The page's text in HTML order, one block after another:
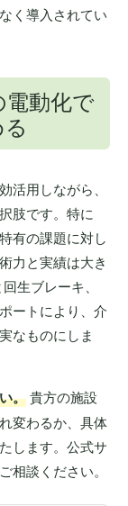
く導入されてい
動化で
活用しながら、
肢です。特に
有の課題に対し
力と実績は大き
生ブレーキ、
ートにより、介
なものにしま
。貴方の施設
変わるか、具体
します。公式サ
相談ください。